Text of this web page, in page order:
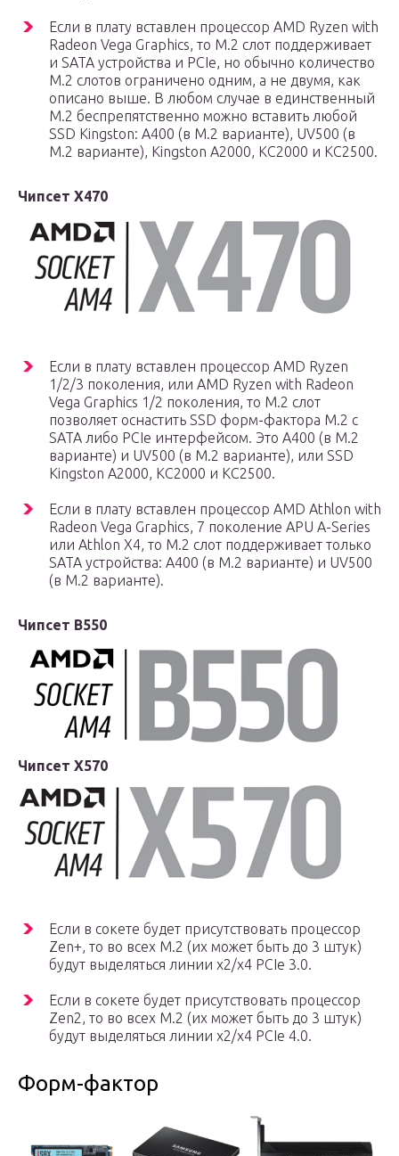
Если в плату вставлен процессор AMD Ryzen with
Radeon Vega Graphics, то М.2 слот поддерживает
и SATA устройства и PCIe, но обычно количество
М.2 слотов ограничено одним, а не двумя, как
описано выше. В любом случае в единственный
М.2 беспрепятственно можно вставить любой
SSD Kingston: A400 (в М.2 варианте), UV500 (в
М.2 варианте), Kingston A2000, KC2000 и KC2500.
Чипсет X470
Если в плату вставлен процессор AMD Ryzen
1/2/3 поколения, или AMD Ryzen with Radeon
Vega Graphics 1/2 поколения, то М.2 слот
позволяет оснастить SSD форм-фактора M.2 с
SATA либо PCIe интерфейсом. Это A400 (в М.2
варианте) и UV500 (в М.2 варианте), или SSD
Kingston A2000, KC2000 и KC2500.
Если в плату вставлен процессор AMD Athlon with
Radeon Vega Graphics, 7 поколение APU A-Series
или Athlon X4, то М.2 слот поддерживает только
SATA устройства: A400 (в М.2 варианте) и UV500
(в М.2 варианте).
Чипсет B550
Чипсет X570
Если в сокете будет присутствовать процессор
Zen+, то во всех М.2 (их может быть до 3 штук)
будут выделяться линии х2/х4 PCIe 3.0.
Если в сокете будет присутствовать процессор
Zen2, то во всех М.2 (их может быть до 3 штук)
будут выделяться линии х2/х4 PCIe 4.0.
Форм-фактор